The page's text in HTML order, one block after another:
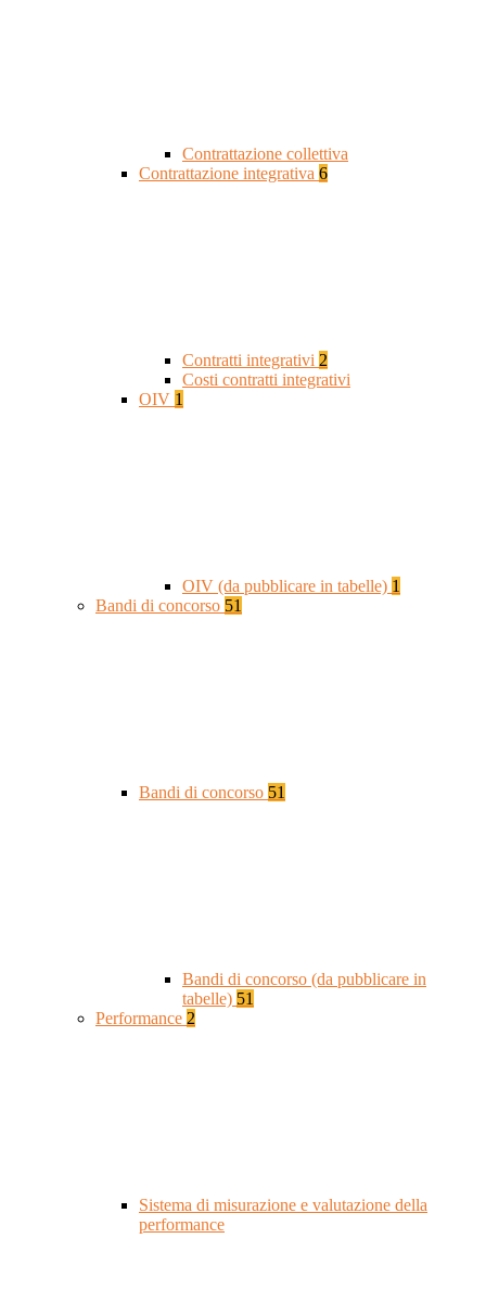
Contrattazione collettiva
Contrattazione integrativa 6
Contratti integrativi 2
Costi contratti integrativi
OIV 1
OIV (da pubblicare in tabelle) 1
Bandi di concorso 51
Bandi di concorso 51
Bandi di concorso (da pubblicare in
tabelle) 51
Performance 2
Sistema di misurazione e valutazione della
performance